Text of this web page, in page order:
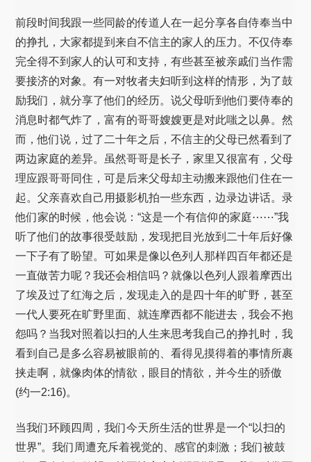
前段时间我跟一些同龄的传道人在一起分享各自侍奉当中
的挣扎，大家都提到来自不信主的家人的压力。不仅侍奉
完全得不到家人的认可和支持，有些甚至被亲戚们当作需
要接济的对象。有一对牧者夫妇听到这样的情形，为了鼓
励我们，就分享了他们的经历。说父母听到他们要侍奉的
消息时都气炸了，富有的哥哥嫂嫂更是对此嗤之以鼻。然
而，他们说，过了二十年之后，不信主的父母已然看到了
两边家庭的差异。虽然哥哥是长子，家里又很富有，父母
理应跟哥哥同住，可是后来父母却主动搬来跟他们住在一
起。父亲喜欢自己用摄影机拍一些东西，边录边讲话。录
他们家的时候，他会说：“这是一个有信仰的家庭⋯⋯”我
听了他们的故事很受鼓励，发现把目光放到二十年后好像
一下子有了盼望。可如果是像以色列人那样四百年都还是
一直做苦力呢？我还会相信吗？就像以色列人跟着摩西出
了埃及过了红海之后，发现走入的是四十年的旷野，甚至
一代人要死在旷野里面、就连摩西都不能进去，我会不抱
怨吗？当我对照着以扫的人生来思考我自己的挣扎时，我
看到自己是多么容易被眼前的、看得见摸得着的事情所裹
挟走啊，就像肉体的情欲，眼目的情欲，并今生的骄傲
(约一2:16)。
当我们环顾四周，我们今天所生活的世界是一个“以扫的
世界”。我们周遭充斥着视觉的、感官的刺激；我们被鼓